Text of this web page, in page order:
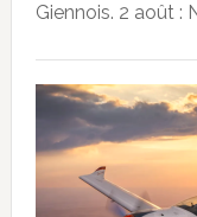
Giennois. 2 août :